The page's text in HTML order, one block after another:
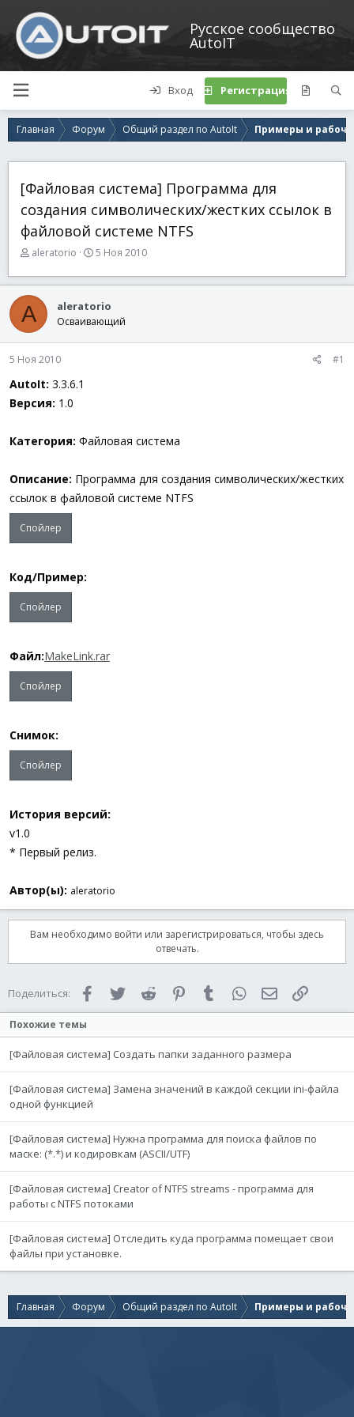
Русское сообщество
AutoIT
Вход Регистрация
Главная Форум Общий раздел по AutoIt Примеры и
[Файловая система] Программа для
создания символических/жестких ссылок в
файловой системе NTFS
А
т
о
р
т
е
ы
aleratorio
Д
т
н
а
5 Ноя 2010
A aleratorio
Осваивающий
5 Ноя 2010 #1
AutoIt: 3.3.6.1
Версия: 1.0
Категория: Файловая система
Описание: Программа для создания символических/жестких
ссылок в файловой системе NTFS
Спойлер
Код/Пример:
Спойлер
Файл:MakeLink.rar
Спойлер
Снимок:
Спойлер
История версий:
v1.0
* Первый релиз.
Автор(ы): aleratorio
Вам необходимо войти или зарегистрироваться, чтобы здесь
отвечать.
Поделиться: FacebookTwitter Reddit PinterestTumblr WhatsAppЭлектронная
Похожие темы
[Файловая система] Создать папки заданного размера
[Файловая система] Замена значений в каждой секции ini-файла
одной функцией
[Файловая система] Нужна программа для поиска файлов по
маске: (*.*) и кодировкам (ASCII/UTF)
[Файловая система] Creator of NTFS streams - программа для
работы с NTFS потоками
[Файловая система] Отследить куда программа помещает свои
файлы при установке.
Главная Форум Общий раздел по AutoIt Примеры и